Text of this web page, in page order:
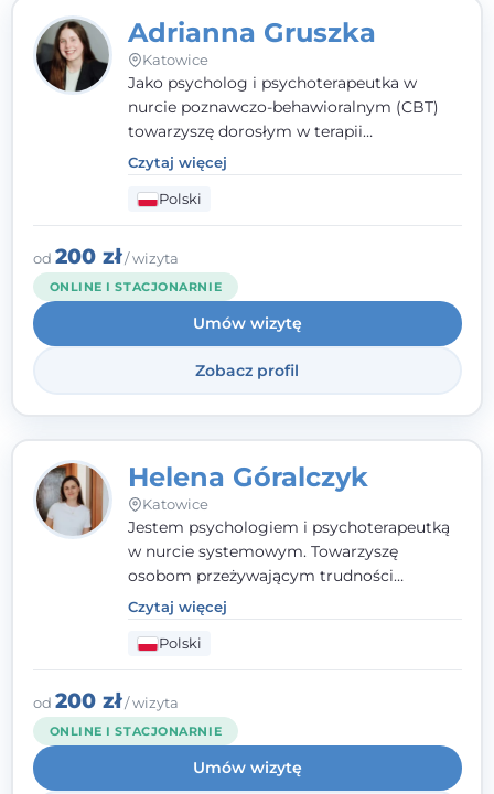
Adrianna Gruszka
Katowice
Jako psycholog i psychoterapeutka w
nurcie poznawczo-behawioralnym (CBT)
towarzyszę dorosłym w terapii
indywidualnej oraz nastolatkom od 15. roku
życia. Zależy mi, by naprawdę usłyszeć, z
czym do mnie przychodzisz, i dobrać
sposób pracy do Ciebie - bez gotowych
schematów i bez oceniania.
Czytaj więcej
Polski
od 200 zł/ wizyta
ONLINE I STACJONARNIE
Umów wizytę
Zobacz profil
Helena Góralczyk
Katowice
Jestem psychologiem i psychoterapeutką
w nurcie systemowym. Towarzyszę
osobom przeżywającym trudności
emocjonalne, relacyjne albo znajdującym
się w kryzysie. Liczy się dla mnie
autentyczna, oparta na zaufaniu relacja
oraz przestrzeń, w której każdy poczuje się
wysłuchany i potraktowany z szacunkiem.
Czytaj więcej
Polski
od 200 zł/ wizyta
ONLINE I STACJONARNIE
Umów wizytę